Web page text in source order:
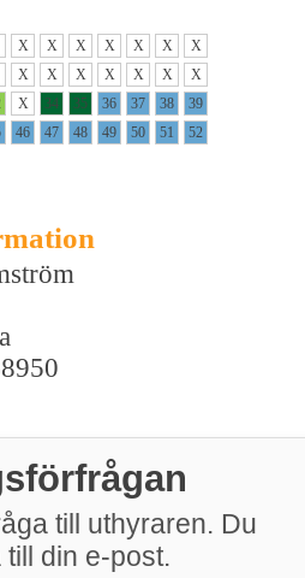
X X X X X X
X
X X X X X X
X
X 34 35 36 37 38
39
46 47 48 49 50 51
52
till uthyraren. Du
din e-post.